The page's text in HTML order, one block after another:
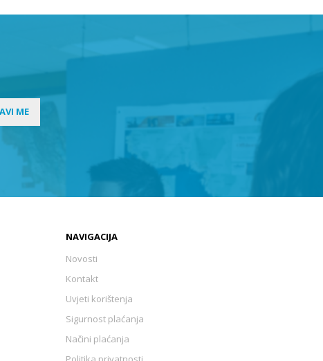
ME
NAVIGACIJA
Novosti
Kontakt
Uvjeti korištenja
Sigurnost plaćanja
Načini plaćanja